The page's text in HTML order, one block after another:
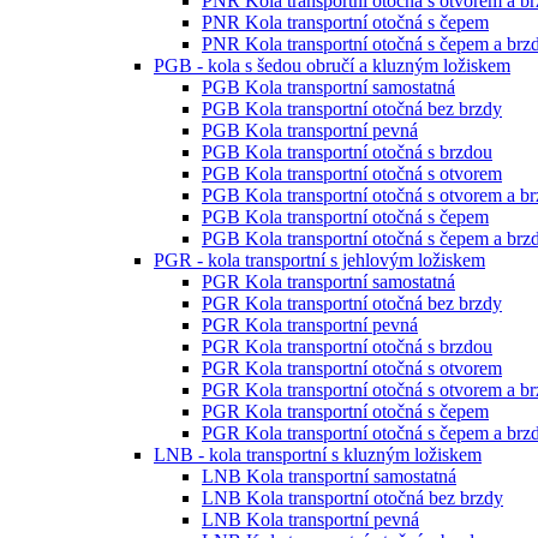
PNR Kola transportní otočná s čepem
PNR Kola transportní otočná s čepem a
PGB - kola s šedou obručí a kluzným ložiskem
PGB Kola transportní samostatná
PGB Kola transportní otočná bez brzdy
PGB Kola transportní pevná
PGB Kola transportní otočná s brzdou
PGB Kola transportní otočná s otvorem
PGB Kola transportní otočná s otvorem a
PGB Kola transportní otočná s čepem
PGB Kola transportní otočná s čepem a
PGR - kola transportní s jehlovým ložiskem
PGR Kola transportní samostatná
PGR Kola transportní otočná bez brzdy
PGR Kola transportní pevná
PGR Kola transportní otočná s brzdou
PGR Kola transportní otočná s otvorem
PGR Kola transportní otočná s otvorem a
PGR Kola transportní otočná s čepem
PGR Kola transportní otočná s čepem a
LNB - kola transportní s kluzným ložiskem
LNB Kola transportní samostatná
LNB Kola transportní otočná bez brzdy
LNB Kola transportní pevná